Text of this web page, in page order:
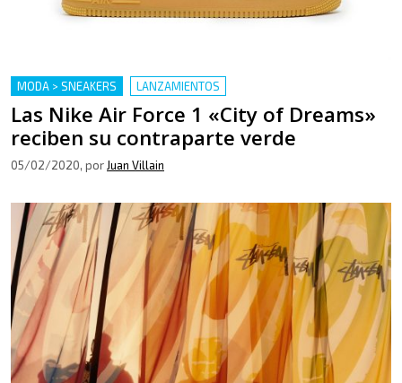
MODA > SNEAKERS LANZAMIENTOS
Las Nike Air Force 1 «City of Dreams»
reciben su contraparte verde
05/02/2020, por Juan Villain